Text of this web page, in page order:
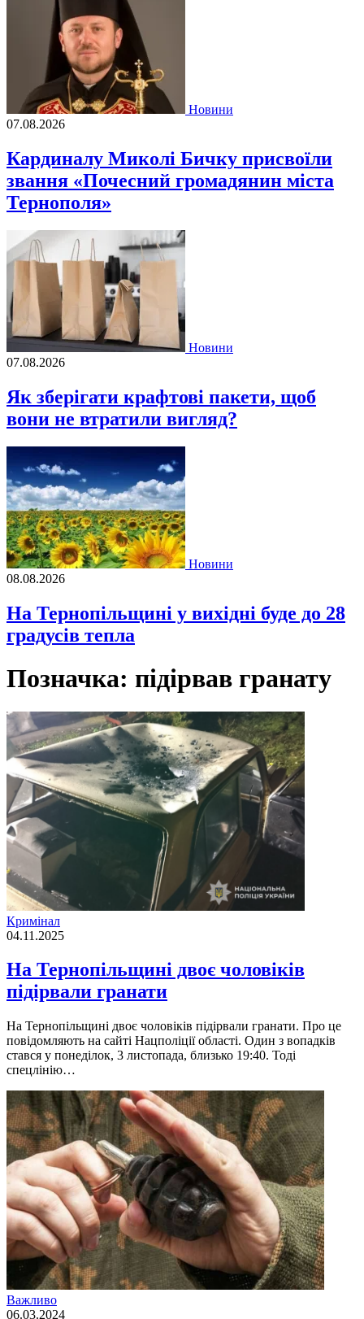
Новини
07.08.2026
Кардиналу Миколі Бичку присвоїли
звання «Почесний громадянин міста
Тернополя»
Новини
07.08.2026
Як зберігати крафтові пакети, щоб
вони не втратили вигляд?
Новини
08.08.2026
На Тернопільщині у вихідні буде до 28
градусів тепла
Позначка: підірвав гранату
Кримінал
04.11.2025
На Тернопільщині двоє чоловіків
підірвали гранати
На Тернопільщині двоє чоловіків підірвали гранати. Про це
повідомляють на сайті Нацполіції області. Один з вопадків
стався у понеділок, 3 листопада, близько 19:40. Тоді
спецлінію…
Важливо
06.03.2024